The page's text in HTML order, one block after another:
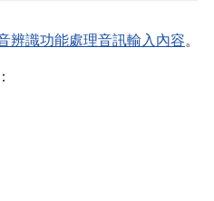
辨識功能處理音訊輸入內容。